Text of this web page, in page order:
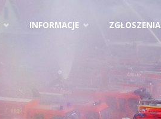
INFORMACJE ZGŁOSZENIA